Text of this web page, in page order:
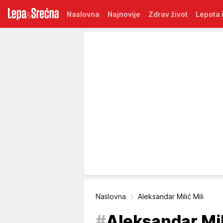
Naslovna Najnovije Zdrav život Lepota
Naslovna Aleksandar Milić Mili